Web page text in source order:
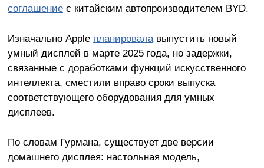
соглашениес китайским автопроизводителем BYD.
Изначально Apple планировалавыпустить новый
умный дисплей в марте 2025 года, но задержки,
связанные с доработками функций искусственного
интеллекта, сместили вправо сроки выпуска
соответствующего оборудования для умных
дисплеев.
По словам Гурмана, существует две версии
домашнего дисплея: настольная модель,